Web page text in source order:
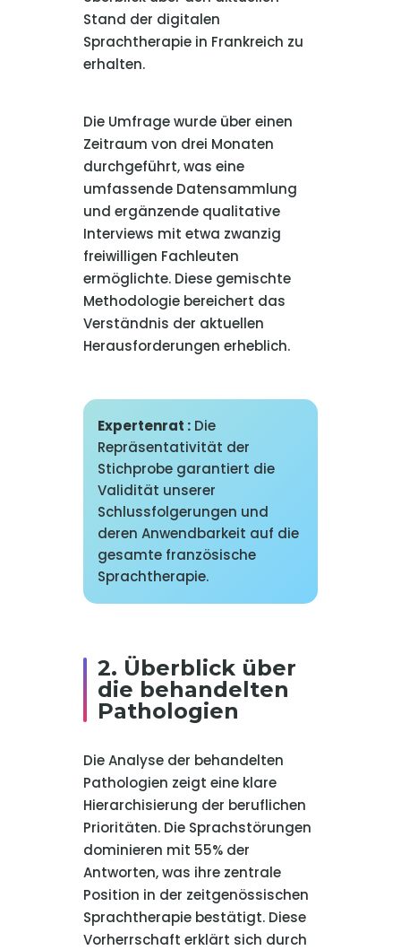
Stand der digitalen
Sprachtherapie in Frankreich zu
erhalten.
Die Umfrage wurde über einen
Zeitraum von drei Monaten
durchgeführt, was eine
umfassende Datensammlung
und ergänzende qualitative
Interviews mit etwa zwanzig
freiwilligen Fachleuten
ermöglichte. Diese gemischte
Methodologie bereichert das
Verständnis der aktuellen
Herausforderungen erheblich.
Expertenrat :Die
Repräsentativität der
Stichprobe garantiert die
Validität unserer
Schlussfolgerungen und
deren Anwendbarkeit auf die
gesamte französische
Sprachtherapie.
2. Überblick über
die behandelten
Pathologien
Die Analyse der behandelten
Pathologien zeigt eine klare
Hierarchisierung der beruflichen
Prioritäten. Die Sprachstörungen
dominieren mit 55% der
Antworten, was ihre zentrale
Position in der zeitgenössischen
Sprachtherapie bestätigt. Diese
Vorherrschaft erklärt sich durch